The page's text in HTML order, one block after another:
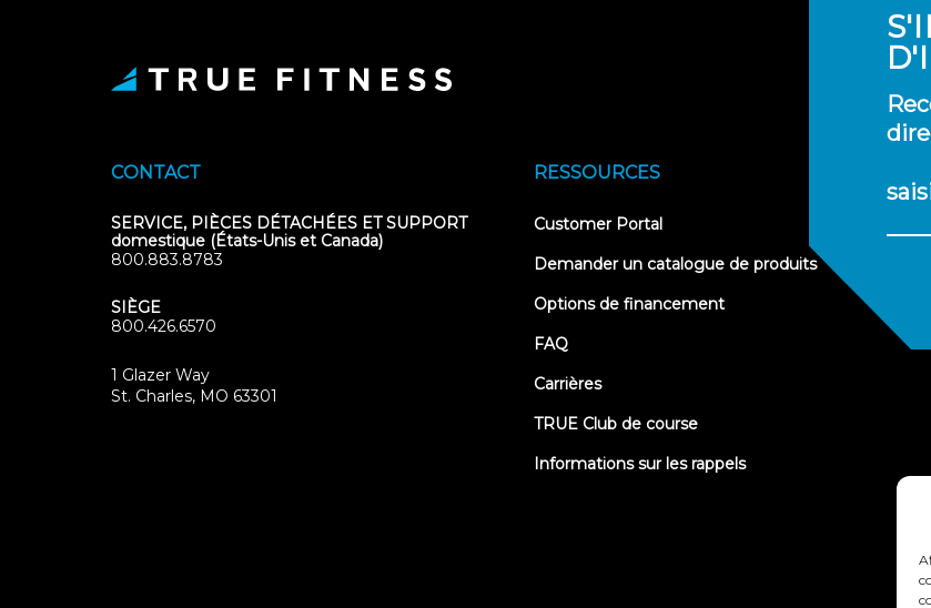
CONTACT
SERVICE, PIÈCES DÉTACHÉES ET SUPPORT
domestique (États-Unis et Canada)
800.883.8783
SIÈGE
800.426.6570
1 Glazer Way
St. Charles, MO 63301
RESSOURCES
Customer Portal(opens
new
Demander un catalogue de produits
Options de financement
FAQ
Carrières
TRUE Club de course
Informations sur les rappels